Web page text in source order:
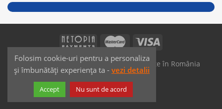
SAIKO MEDIA & SIGNS - Produse fabricate în România
Dezvoltat deJPG MEDIA
Folosim cookie-uri pentru a personaliza
și îmbunătăți experiența ta - vezi detalii
Accept Nu sunt de acord